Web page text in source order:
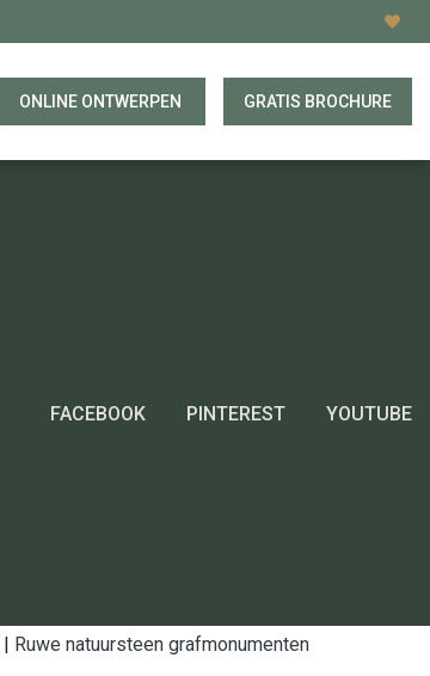
ONLINE ONTWERPEN GRATIS BROCHURE
FACEBOOK PINTEREST YOUTUBE
| Ruwe natuursteen grafmonumenten